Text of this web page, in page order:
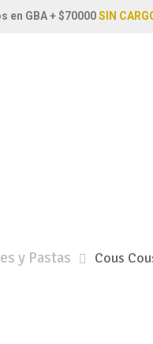
en GBA + $70000SIN
y Pastas Cous